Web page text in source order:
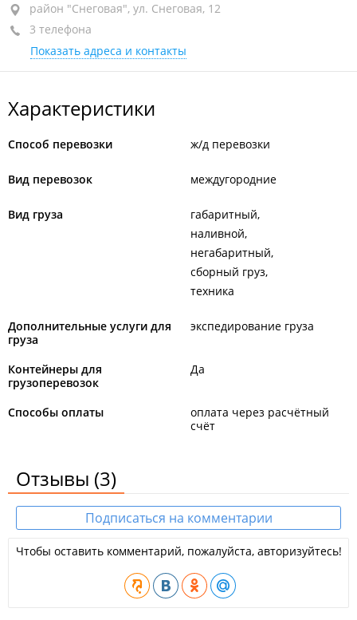
район "Снеговая", ул. Снеговая, 12
3 телефона
Показать адреса и контакты
Характеристики
Способ перевозки ж/д перевозки
Вид перевозок междугородние
Вид груза
габаритный
наливной
негабаритный
сборный груз
техника
Дополнительные услуги для
груза
экспедирование груза
Контейнеры для
грузоперевозок
Да
Способы оплаты
оплата через расчётный
счёт
Отзывы (3)
Подписаться на комментарии
Чтобы оставить комментарий, пожалуйста, авторизуйтесь!